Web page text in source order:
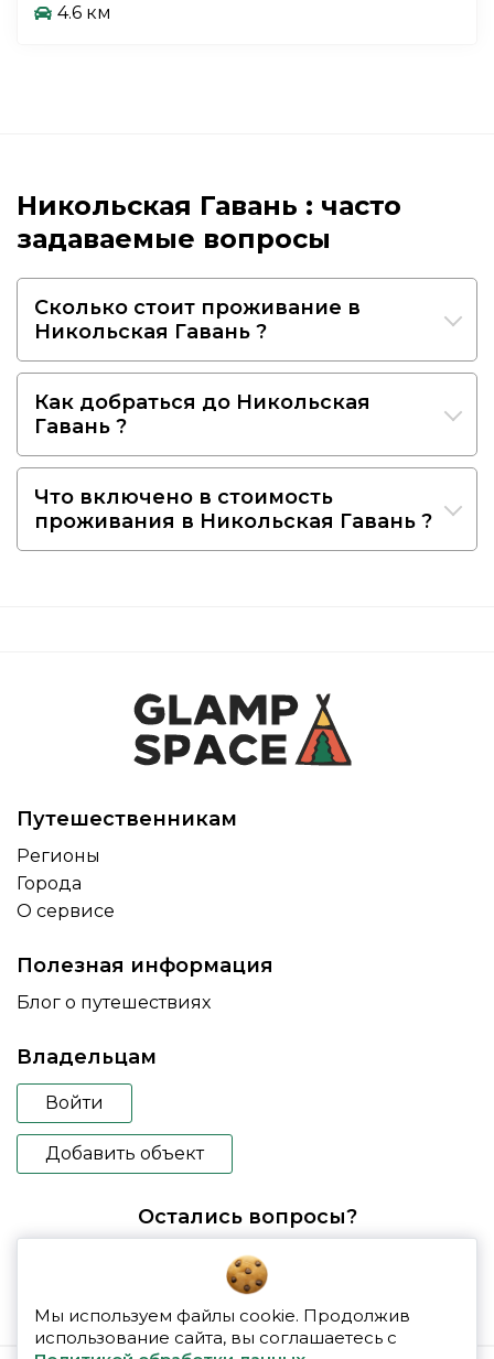
4.6 км
Никольская Гавань : часто
задаваемые вопросы
Сколько стоит проживание в
Никольская Гавань ?
Как добраться до Никольская
Гавань ?
Что включено в стоимость
проживания в Никольская Гавань ?
Путешественникам
Регионы
Города
О сервисе
Полезная информация
Блог о путешествиях
Владельцам
Войти
Добавить объект
Остались вопросы?
booking@glampspace.ru
Мы используем файлы cookie. Продолжив
использование сайта, вы соглашаетесь с